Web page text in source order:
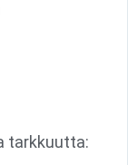
tarkkuutta: